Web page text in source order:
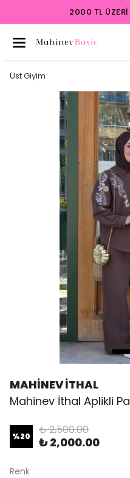
2000 TL ÜZERI
Üst Giyim
MAHİNEV İTHAL
Mahinev İthal Aplikli
%20 ₺ 2,500.00
₺ 2,000.00
Renk